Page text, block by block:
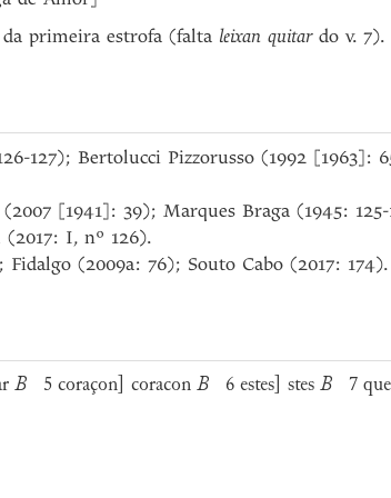
primeira estrofa (falta leixan quitardo v. 7).
127); Bertolucci Pizzorusso (1992 [1963]:
[1941]: 39); Marques Braga (1945:
I, nº 126).
(2009a: 76); Souto Cabo (2017: 174).
B 5 coraçon] coracon B 6 estes] stes B 7